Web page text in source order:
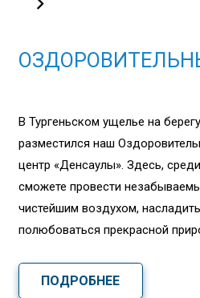
В Тургеньском ущелье на
разместился наш
центр «Денсаулық». Здесь,
сможете провести
чистейшим воздухом,
полюбоваться прекрасной
ПОДРОБНЕЕ